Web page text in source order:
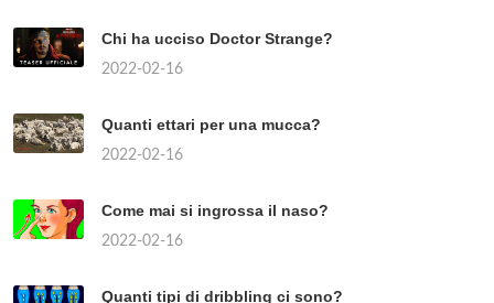
Chi ha ucciso Doctor Strange?
2022-02-16
Quanti ettari per una mucca?
2022-02-16
Come mai si ingrossa il naso?
2022-02-16
Quanti tipi di dribbling ci sono?